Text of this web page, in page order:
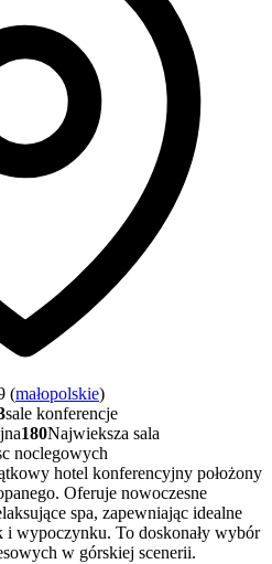
(małopolskie)
sale konferencje
180Najwieksza sala
noclegowych
hotel konferencyjny położony
Oferuje nowoczesne
spa, zapewniając idealne
wypoczynku. To doskonały wybór
w górskiej scenerii.